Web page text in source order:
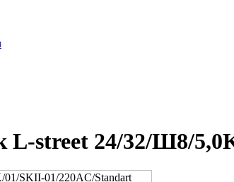
L-street 24/32/Ш8/